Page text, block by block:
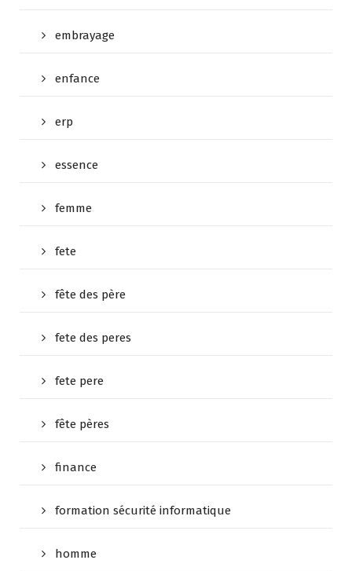
embrayage
enfance
erp
essence
femme
fete
fête des père
fete des peres
fete pere
fête pères
finance
formation sécurité informatique
homme